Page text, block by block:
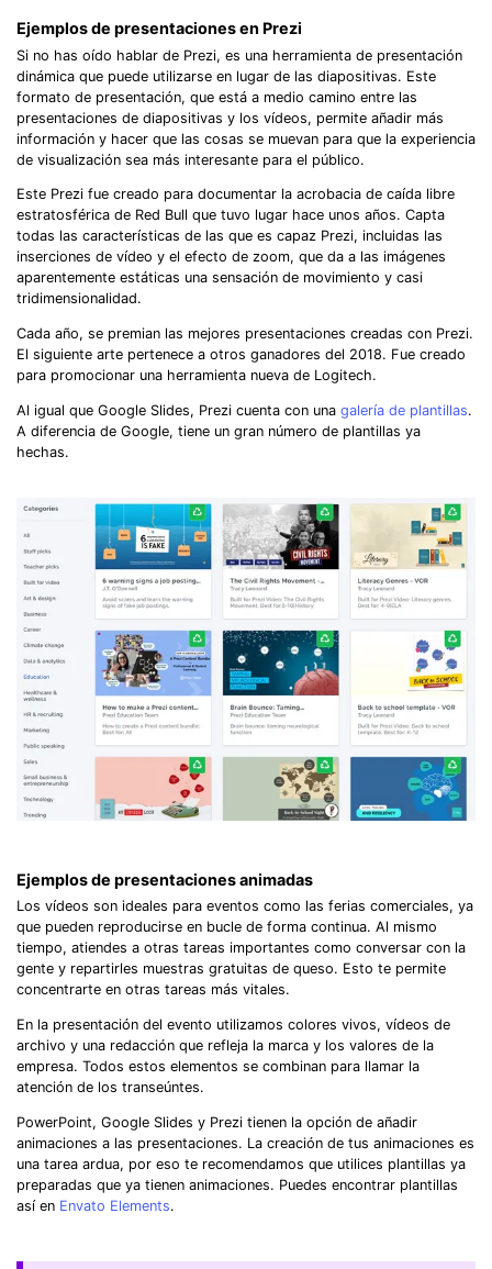
Ejemplos de presentaciones en Prezi
Si no has oído hablar de Prezi, es una herramienta de presentación
dinámica que puede utilizarse en lugar de las diapositivas. Este
formato de presentación, que está a medio camino entre las
presentaciones de diapositivas y los vídeos, permite añadir más
información y hacer que las cosas se muevan para que la experiencia
de visualización sea más interesante para el público.
Este Prezi fue creado para documentar la acrobacia de caída libre
estratosférica de Red Bull que tuvo lugar hace unos años. Capta
todas las características de las que es capaz Prezi, incluidas las
inserciones de vídeo y el efecto de zoom, que da a las imágenes
aparentemente estáticas una sensación de movimiento y casi
tridimensionalidad.
Cada año, se premian las mejores presentaciones creadas con Prezi.
El siguiente arte pertenece a otros ganadores del 2018. Fue creado
para promocionar una herramienta nueva de Logitech.
Al igual que Google Slides, Prezi cuenta con una galería de plantillas.
A diferencia de Google, tiene un gran número de plantillas ya
hechas.
Ejemplos de presentaciones animadas
Los vídeos son ideales para eventos como las ferias comerciales, ya
que pueden reproducirse en bucle de forma continua. Al mismo
tiempo, atiendes a otras tareas importantes como conversar con la
gente y repartirles muestras gratuitas de queso. Esto te permite
concentrarte en otras tareas más vitales.
En la presentación del evento utilizamos colores vivos, vídeos de
archivo y una redacción que refleja la marca y los valores de la
empresa. Todos estos elementos se combinan para llamar la
atención de los transeúntes.
PowerPoint, Google Slides y Prezi tienen la opción de añadir
animaciones a las presentaciones. La creación de tus animaciones es
una tarea ardua, por eso te recomendamos que utilices plantillas ya
preparadas que ya tienen animaciones. Puedes encontrar plantillas
así en Envato Elements.